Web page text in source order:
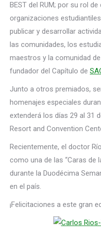
BEST del RUM; por su rol
organizaciones
publicar y desarrollar
las comunidades, los
maestros y la comunidad
fundador del Capítulo de
Junto a otros premiados,
homenajes especiales
extenderá los días 29 al 31
Resort and Convention
Recientemente, el doctor
como una de las “Caras de
durante la Duodécima
en el país.
¡Felicitaciones a este gran